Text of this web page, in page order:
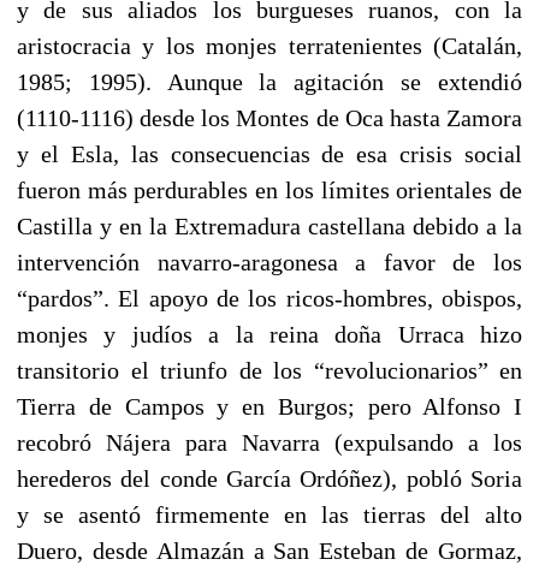
y de sus aliados los burgueses ruanos, con la
aristocracia y los monjes terratenientes (Catalán,
1985; 1995). Aunque la agitación se extendió
(1110-1116) desde los Montes de Oca hasta Zamora
y el Esla, las consecuencias de esa crisis social
fueron más perdurables en los límites orientales de
Castilla y en la Extremadura castellana debido a la
intervención navarro-aragonesa a favor de los
“pardos”. El apoyo de los ricos-hombres, obispos,
monjes y judíos a la reina doña Urraca hizo
transitorio el triunfo de los “revolucionarios” en
Tierra de Campos y en Burgos; pero Alfonso I
recobró Nájera para Navarra (expulsando a los
herederos del conde García Ordóñez), pobló Soria
y se asentó firmemente en las tierras del alto
Duero, desde Almazán a San Esteban de Gormaz,